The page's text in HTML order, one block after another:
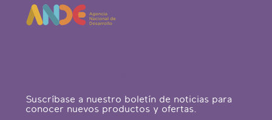
Suscríbase a nuestro boletín de noticias para
conocer nuevos productos y ofertas.